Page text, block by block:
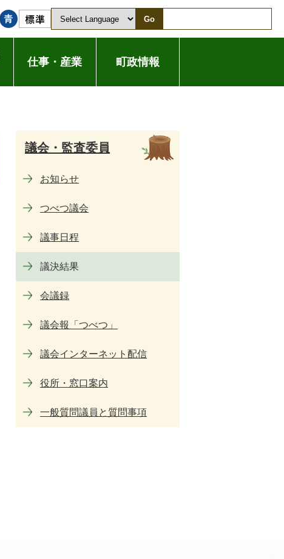
Go
仕事・産業 町政情報
議会・監査委員
お知らせ
つべつ議会
議事日程
議決結果
会議録
議会報「つべつ」
議会インターネット配信
役所・窓口案内
一般質問議員と質問事項